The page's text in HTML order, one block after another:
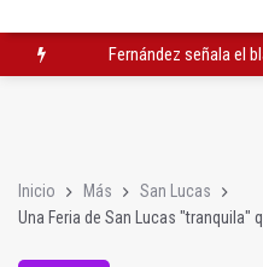
Fernández señala el
Inicio Más
San Lucas
Una Feria de San Lucas "tranquila"